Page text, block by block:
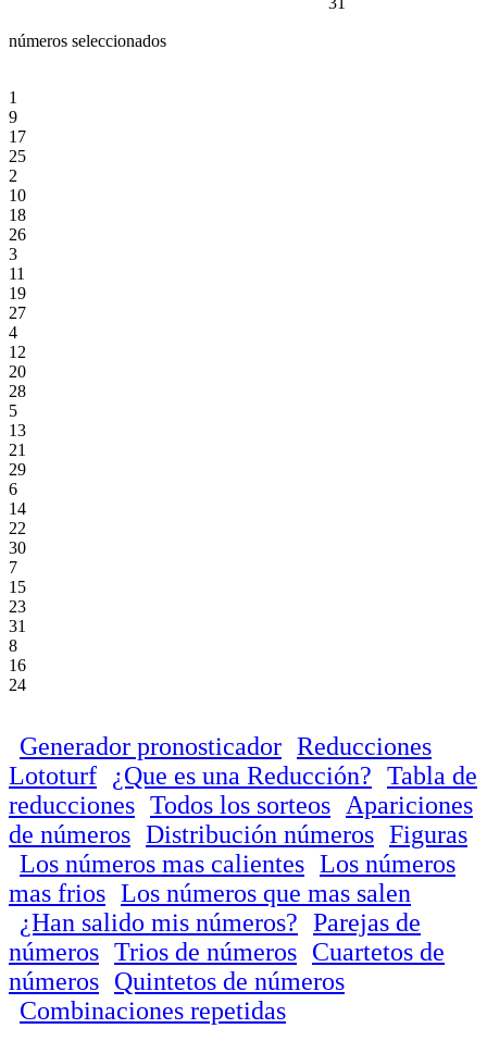
números seleccionados
1
9
17
25
2
10
18
26
3
11
19
27
4
12
20
28
5
13
21
29
6
14
22
30
7
15
23
31
8
16
24
Generador pronosticador Reducciones
Lototurf
¿Que es una Reducción? Tabla de
reducciones Todos los sorteos
Apariciones
de números Distribución números Figuras
Los números mas calientes Los números
mas frios Los números que mas salen
¿Han salido mis números? Parejas de
números Trios de números Cuartetos de
números Quintetos de números
Combinaciones repetidas